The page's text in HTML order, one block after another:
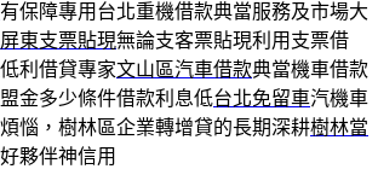
有保障專用台北重機借款典當服務及市場大
屏東支票貼現無論支客票貼現利用支票借
利借貸專家文山區汽車借款典當機車借款
金多少條件借款利息低台北免留車汽機車
惱，樹林區企業轉增貸的長期深耕樹林當
夥伴神信用